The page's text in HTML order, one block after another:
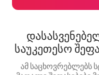
საუკეთესო
ამ საცხოვრებლებს